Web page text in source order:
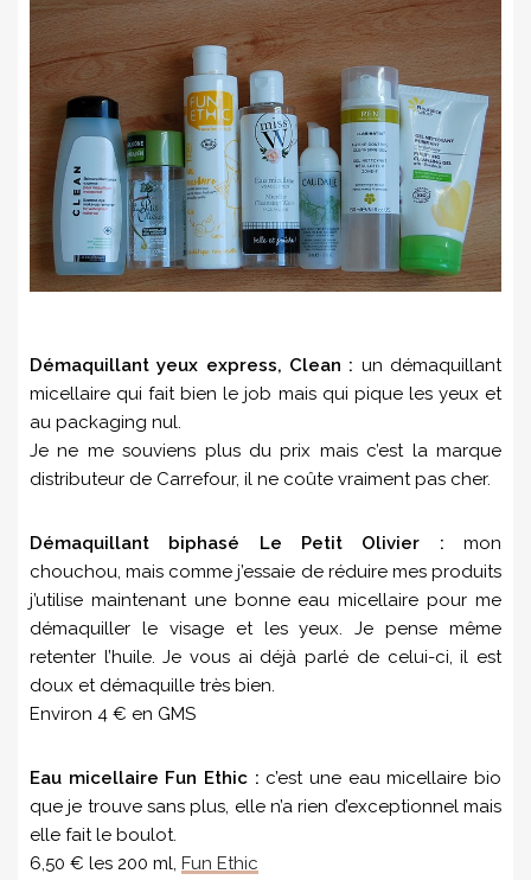
Démaquillant yeux express, Clean : un démaquillant
micellaire qui fait bien le job mais qui pique les yeux et
au packaging nul.
Je ne me souviens plus du prix mais c’est la marque
distributeur de Carrefour, il ne coûte vraiment pas cher.
Démaquillant biphasé Le Petit Olivier : mon
chouchou, mais comme j’essaie de réduire mes produits
j’utilise maintenant une bonne eau micellaire pour me
démaquiller le visage et les yeux. Je pense même
retenter l’huile. Je vous ai déjà parlé de celui-ci, il est
doux et démaquille très bien.
Environ 4 € en GMS
Eau micellaire Fun Ethic : c’est une eau micellaire bio
que je trouve sans plus, elle n’a rien d’exceptionnel mais
elle fait le boulot.
6,50 € les 200 ml, Fun Ethic